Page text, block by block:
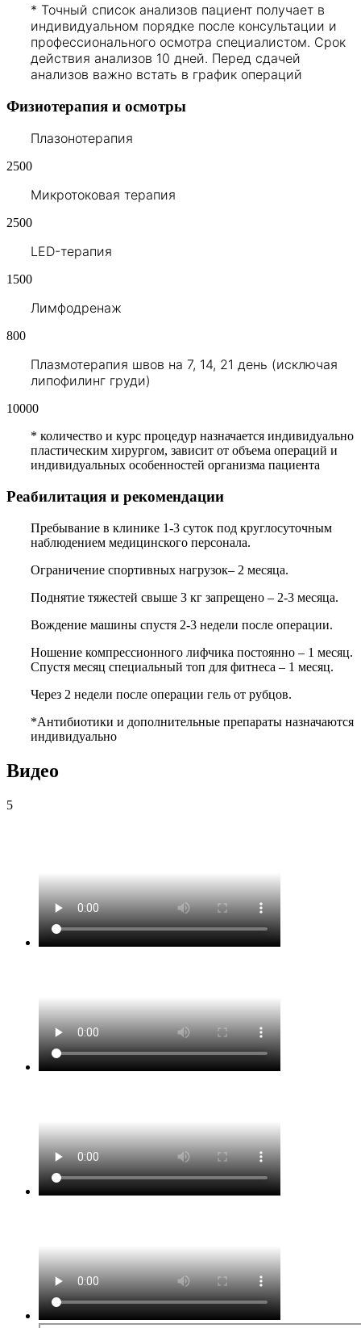
* Точный список анализов пациент получает в
индивидуальном порядке после консультации и
профессионального осмотра специалистом. Срок
действия анализов 10 дней. Перед сдачей
анализов важно встать в график операций
Физиотерапия и осмотры
Плазонотерапия
2500
Микротоковая терапия
2500
LED-терапия
1500
Лимфодренаж
800
Плазмотерапия швов на 7, 14, 21 день (исключая
липофилинг груди)
10000
* количество и курс процедур назначается индивидуально
пластическим хирургом, зависит от объема операций и
индивидуальных особенностей организма пациента
Реабилитация и рекомендации
Пребывание в клинике 1-3 суток под круглосуточным
наблюдением медицинского персонала.
Ограничение спортивных нагрузок– 2 месяца.
Поднятие тяжестей свыше 3 кг запрещено – 2-3 месяца.
Вождение машины спустя 2-3 недели после операции.
Ношение компрессионного лифчика постоянно – 1 месяц.
Спустя месяц специальный топ для фитнеса – 1 месяц.
Через 2 недели после операции гель от рубцов.
*Антибиотики и дополнительные препараты назначаются
индивидуально
Видео
5